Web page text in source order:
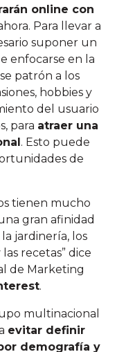
online con
Para llevar a
suponer un
enfocarse en la
patrón a los
hobbies y
del usuario
para atraer una
. Esto puede
de
tienen mucho
gran afinidad
jardinería, los
recetas” dice
de Marketing
.
multinacional
evitar definir
demografía y